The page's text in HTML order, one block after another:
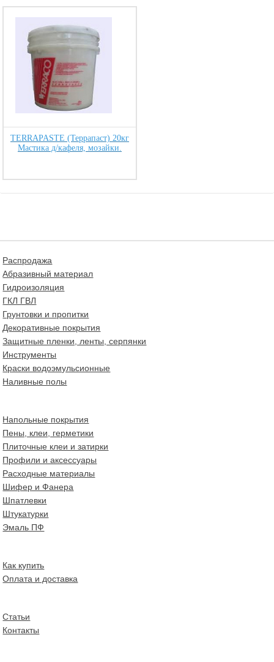
TERRAPASTE (Террапаст) 20кг
Мастика д/кафеля, мозайки.
Распродажа
Абразивный материал
Гидроизоляция
ГКЛ ГВЛ
Грунтовки и пропитки
Декоративные покрытия
Защитные пленки, ленты, серпянки
Инструменты
Краски водоэмульсионные
Наливные полы
Напольные покрытия
Пены, клеи, герметики
Плиточные клеи и затирки
Профили и аксессуары
Расходные материалы
Шифер и Фанера
Шпатлевки
Штукатурки
Эмаль ПФ
Как купить
Оплата и доставка
Статьи
Контакты